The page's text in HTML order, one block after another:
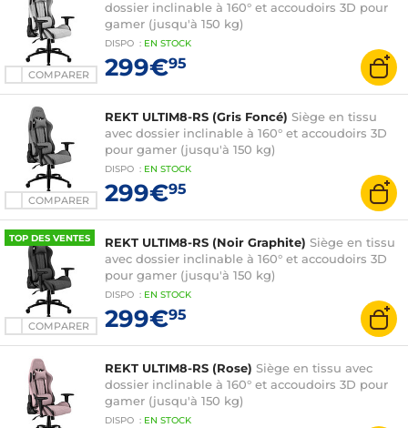
COMPARER
dossier inclinable à 160° et accoudoirs 3D pour
gamer (jusqu'à 150 kg)
DISPO : EN STOCK
299€95
COMPARER
REKT ULTIM8-RS (Gris Foncé) Siège en tissu
avec dossier inclinable à 160° et accoudoirs 3D
pour gamer (jusqu'à 150 kg)
DISPO : EN STOCK
299€95
TOP DES VENTES
COMPARER
REKT ULTIM8-RS (Noir Graphite) Siège en tissu
avec dossier inclinable à 160° et accoudoirs 3D
pour gamer (jusqu'à 150 kg)
DISPO : EN STOCK
299€95
REKT ULTIM8-RS (Rose) Siège en tissu avec
dossier inclinable à 160° et accoudoirs 3D pour
gamer (jusqu'à 150 kg)
DISPO : EN STOCK